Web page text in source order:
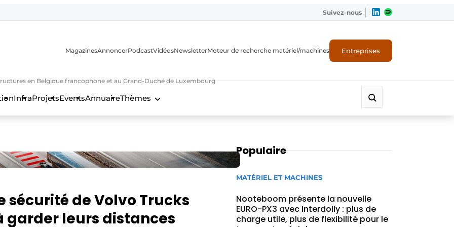
Suivez-nous
en Belgique francophone et au Grand-Duché de Luxembourg
MagazinesAnnoncerPodcastVidéosNewsletterMoteur de recherche matériel/machines Entreprises
InfraProjetsEventsAnnuaireThèmes
sécurité de Volvo Trucks
garder leurs distances
Populaire
MATÉRIEL ET MACHINES
Nooteboom présente la nouvelle
EURO-PX3 avec Interdolly : plus de
charge utile, plus de flexibilité pour le